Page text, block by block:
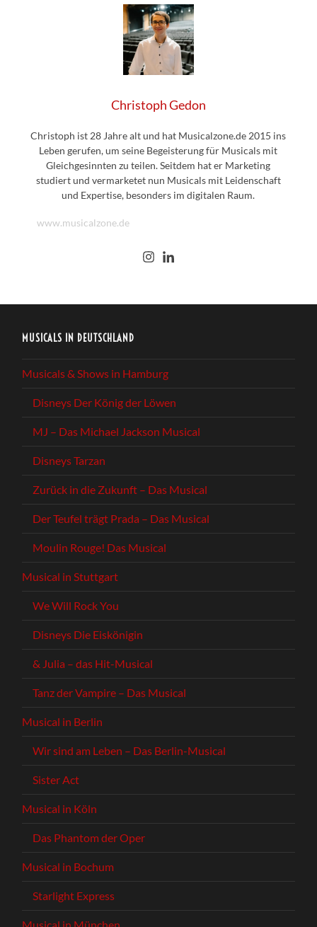
Christoph Gedon
Christoph ist 28 Jahre alt und hat Musicalzone.de 2015 ins
Leben gerufen, um seine Begeisterung für Musicals mit
Gleichgesinnten zu teilen. Seitdem hat er Marketing
studiert und vermarketet nun Musicals mit Leidenschaft
und Expertise, besonders im digitalen Raum.
www.musicalzone.de
MUSICALS IN DEUTSCHLAND
Musicals & Shows in Hamburg
Disneys Der König der Löwen
MJ – Das Michael Jackson Musical
Disneys Tarzan
Zurück in die Zukunft – Das Musical
Der Teufel trägt Prada – Das Musical
Moulin Rouge! Das Musical
Musical in Stuttgart
We Will Rock You
Disneys Die Eiskönigin
& Julia – das Hit-Musical
Tanz der Vampire – Das Musical
Musical in Berlin
Wir sind am Leben – Das Berlin-Musical
Sister Act
Musical in Köln
Das Phantom der Oper
Musical in Bochum
Starlight Express